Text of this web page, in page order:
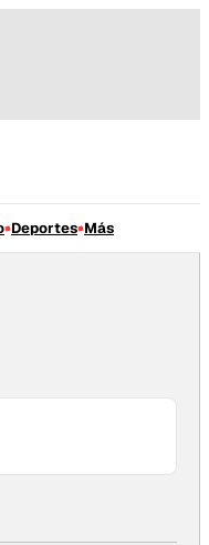
Deportes Más